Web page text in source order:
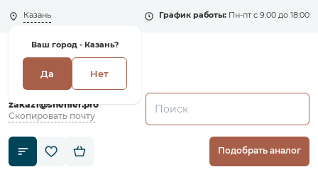
Казань
Ваш город - Казань?
Да Нет
График работы: Пн-пт с 9:00 до 18:00
+7 (495) 135-135-5
zakaz1@shenler.pro
Скопировать почту
Подобрать аналог